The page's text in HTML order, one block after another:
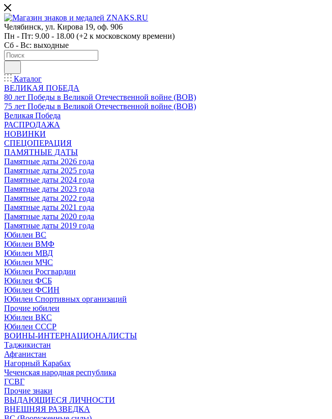
Челябинск, ул. Кирова 19, оф. 906
Пн - Пт: 9.00 - 18.00 (+2 к московскому времени)
Сб - Вс: выходные
Каталог
ВЕЛИКАЯ ПОБЕДА
80 лет Победы в Великой Отечественной войне (ВОВ)
75 лет Победы в Великой Отечественной войне (ВОВ)
Великая Победа
РАСПРОДАЖА
НОВИНКИ
СПЕЦОПЕРАЦИЯ
ПАМЯТНЫЕ ДАТЫ
Памятные даты 2026 года
Памятные даты 2025 года
Памятные даты 2024 года
Памятные даты 2023 года
Памятные даты 2022 года
Памятные даты 2021 года
Памятные даты 2020 года
Памятные даты 2019 года
Юбилеи ВС
Юбилеи ВМФ
Юбилеи МВД
Юбилеи МЧС
Юбилеи Росгвардии
Юбилеи ФСБ
Юбилеи ФСИН
Юбилеи Спортивных организаций
Прочие юбилеи
Юбилеи ВКС
Юбилеи СССР
ВОИНЫ-ИНТЕРНАЦИОНАЛИСТЫ
Таджикистан
Афганистан
Нагорный Карабах
Чеченская народная республика
ГСВГ
Прочие знаки
ВЫДАЮЩИЕСЯ ЛИЧНОСТИ
ВНЕШНЯЯ РАЗВЕДКА